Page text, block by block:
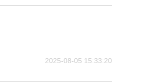
2025-08-05 15:33:20